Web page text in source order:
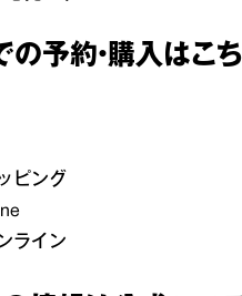
予約・購入はこち
ピング
ライン